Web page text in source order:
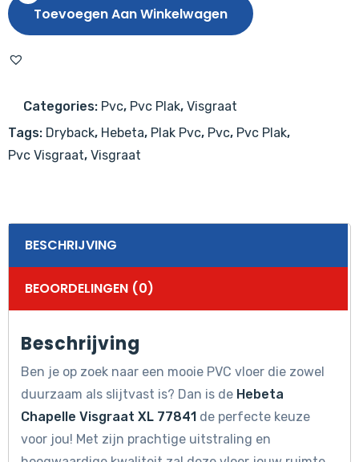
Chapelle
XL
aantal
Toevoegen Aan Winkelwagen
Categories: Pvc, Pvc Plak, Visgraat
Tags: Dryback, Hebeta, Plak Pvc, Pvc, Pvc Plak,
Pvc Visgraat, Visgraat
BESCHRIJVING
BEOORDELINGEN (0)
Beschrijving
Ben je op zoek naar een mooie PVC vloer die zowel
duurzaam als slijtvast is? Dan is de Hebeta
Chapelle Visgraat XL 77841 de perfecte keuze
voor jou! Met zijn prachtige uitstraling en